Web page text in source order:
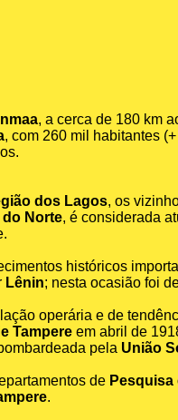
, a cerca de 180 km
, com 260 mil habitantes
dos Lagos, os
do Norte, é considerada
históricos
Lênin; nesta ocasião foi
operária e de
Tampere em abril de
pela União
de
.